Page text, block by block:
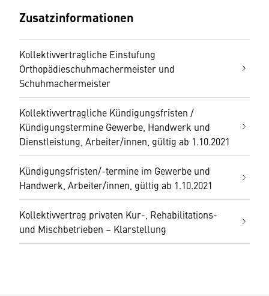
Zusatzinformationen
Kollektivvertragliche Einstufung
Orthopädieschuhmachermeister und
Schuhmachermeister
Kollektivvertragliche Kündigungsfristen /
Kündigungstermine Gewerbe, Handwerk und
Dienstleistung, Arbeiter/innen, gültig ab 1.10.2021
Kündigungsfristen/-termine im Gewerbe und
Handwerk, Arbeiter/innen, gültig ab 1.10.2021
Kollektivvertrag privaten Kur-, Rehabilitations-
und Mischbetrieben – Klarstellung